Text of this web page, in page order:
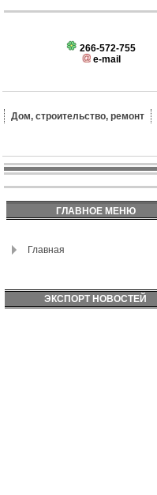
266-572-755
e-mail
Дом, строительство, ремонт
ГЛАВНОЕ МЕНЮ
Главная
ЭКСПОРТ НОВОСТЕЙ